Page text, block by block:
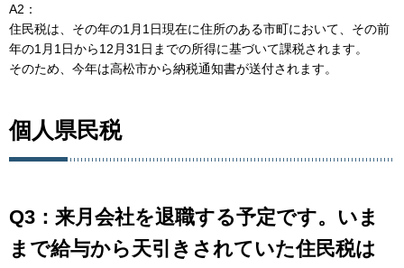
A2：
住民税は、その年の1月1日現在に住所のある市町において、その前
年の1月1日から12月31日までの所得に基づいて課税されます。
そのため、今年は高松市から納税通知書が送付されます。
個人県民税
Q3：来月会社を退職する予定です。いま
まで給与から天引きされていた住民税は